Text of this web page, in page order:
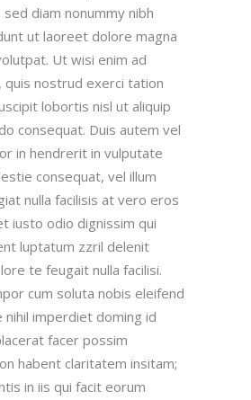
diam nonummy nibh
ut laoreet dolore magna
Ut wisi enim ad
quis nostrud exerci tation
lobortis nisl ut aliquip
consequat. Duis autem vel
in hendrerit in vulputate
consequat, vel illum
nulla facilisis at vero eros
iusto odio dignissim qui
luptatum zzril delenit
te feugait nulla facilisi.
cum soluta nobis eleifend
nihil imperdiet doming id
facer possim
habent claritatem insitam;
in iis qui facit eorum